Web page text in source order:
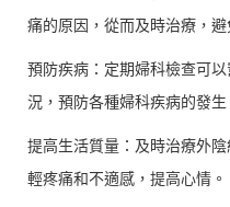
痛的原因，從而及時治療，避
預防疾病：定期婦科檢查可
況，預防各種婦科疾病的發生
提高生活質量：及時治療外
輕疼痛和不適感，提高心情。